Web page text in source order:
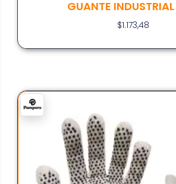
GUANTE
$1.173,48